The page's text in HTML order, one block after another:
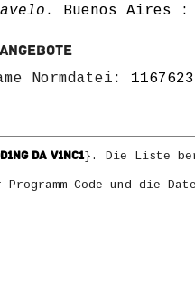
. Buenos Aires :
Normdatei:
DA V1NC1}. Die Liste
Programm-Code und die